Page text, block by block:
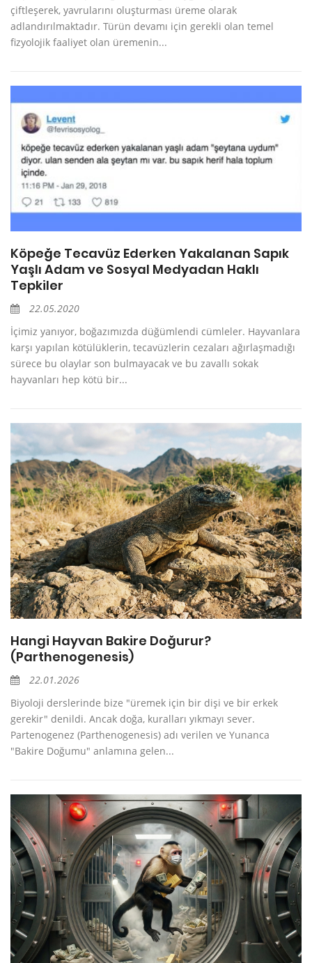
çiftleşerek, yavrularını oluşturması üreme olarak
adlandırılmaktadır. Türün devamı için gerekli olan temel
fizyolojik faaliyet olan üremenin...
Köpeğe Tecavüz Ederken Yakalanan Sapık
Yaşlı Adam ve Sosyal Medyadan Haklı
Tepkiler
22.05.2020
İçimiz yanıyor, boğazımızda düğümlendi cümleler. Hayvanlara
karşı yapılan kötülüklerin, tecavüzlerin cezaları ağırlaşmadığı
sürece bu olaylar son bulmayacak ve bu zavallı sokak
hayvanları hep kötü bir...
Hangi Hayvan Bakire Doğurur?
(Parthenogenesis)
22.01.2026
Biyoloji derslerinde bize "üremek için bir dişi ve bir erkek
gerekir" denildi. Ancak doğa, kuralları yıkmayı sever.
Partenogenez (Parthenogenesis) adı verilen ve Yunanca
"Bakire Doğumu" anlamına gelen...